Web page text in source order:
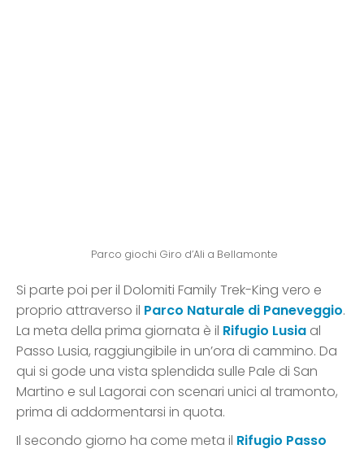
Parco giochi Giro d’Ali a Bellamonte
Si parte poi per il Dolomiti Family Trek-King vero e
proprio attraverso il Parco Naturale di Paneveggio.
La meta della prima giornata è il Rifugio Lusia al
Passo Lusia, raggiungibile in un’ora di cammino. Da
qui si gode una vista splendida sulle Pale di San
Martino e sul Lagorai con scenari unici al tramonto,
prima di addormentarsi in quota.
Il secondo giorno ha come meta il Rifugio Passo